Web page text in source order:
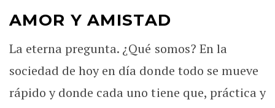
AMOR Y AMISTAD
La eterna pregunta. ¿Qué somos? En la
sociedad de hoy en día donde todo se mueve
rápido y donde cada uno tiene que, práctica y